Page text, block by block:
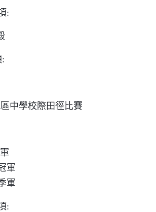
:
中學校際田徑比賽
軍
軍
: